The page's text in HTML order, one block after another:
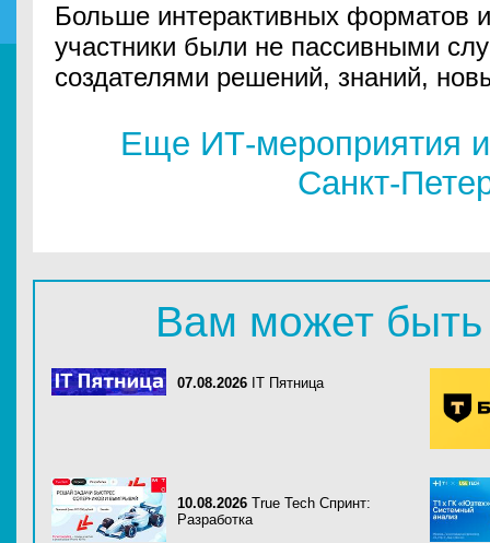
Больше интерактивных форматов
участники были не пассивными
создателями решений, знаний,
Еще ИТ-мероприятия
Санкт-
Вам может быть
07.08.2026 IT Пятница
10.08.2026 True Tech Спринт:
Разработка